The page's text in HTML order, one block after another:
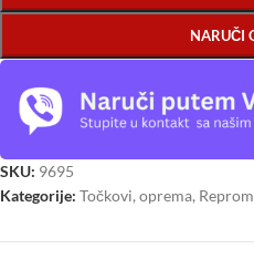
NARUČI
SKU: 9695
Kategorije: Točkovi, oprema,